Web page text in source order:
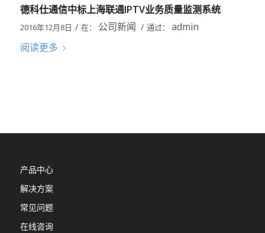
德科仕通信中标上海联通IPTV业务质量监测系统
2016年12月8日 / 在： 公司新闻 / 通过： admin
阅读更多
产品中心
解决方案
常见问题
在线咨询